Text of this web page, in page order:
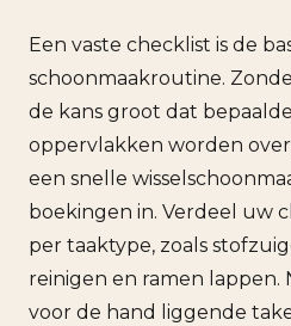
Een vaste checklist is de
schoonmaakroutine.
de kans groot dat
oppervlakken worden
een snelle
boekingen in. Verdeel uw
per taaktype, zoals
reinigen en ramen lappen.
voor de hand liggende